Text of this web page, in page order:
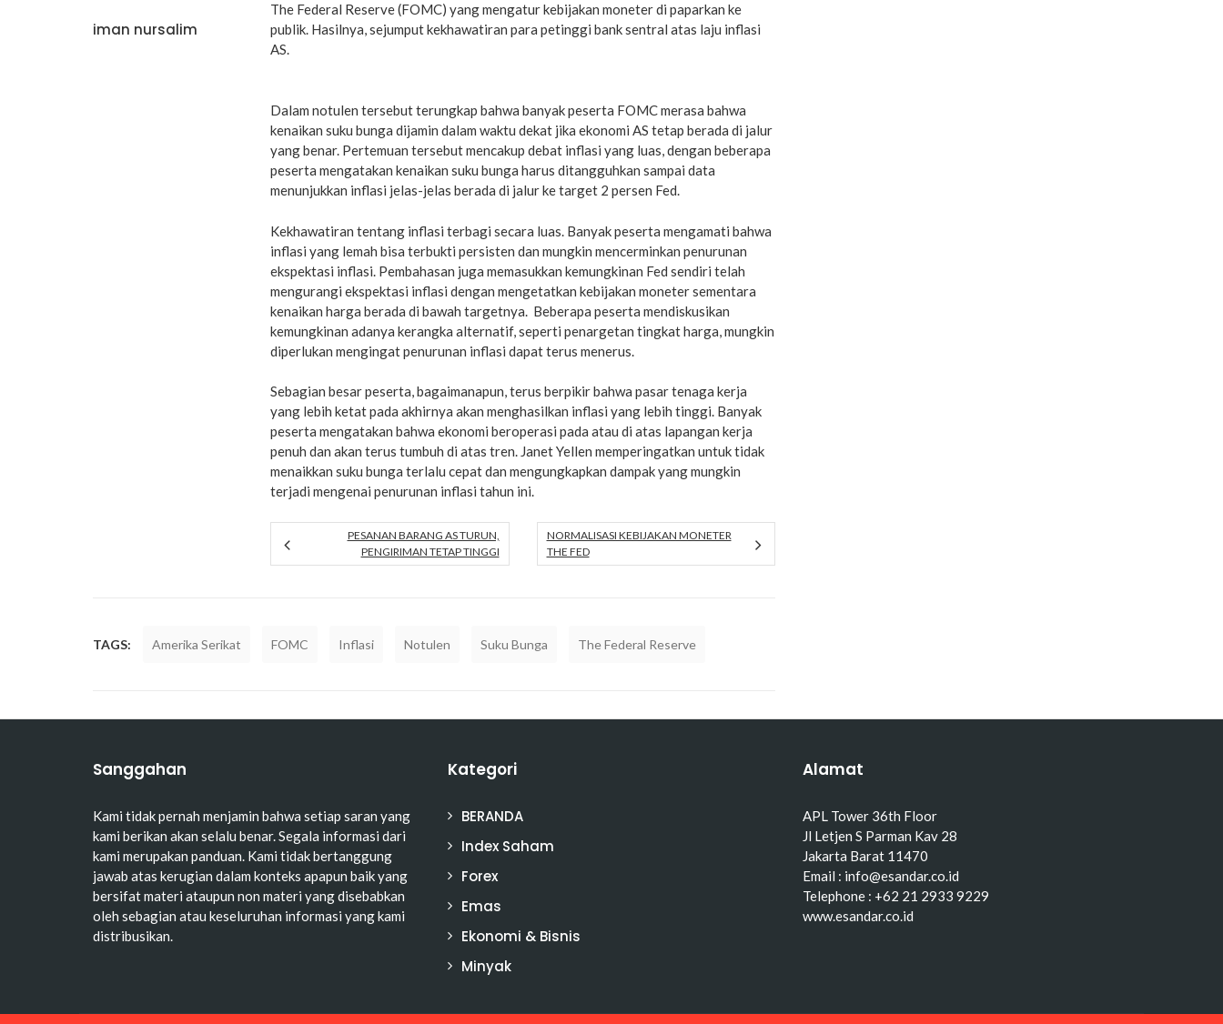
iman nursalim
The Federal Reserve (FOMC) yang mengatur kebijakan moneter di paparkan ke
publik. Hasilnya, sejumput kekhawatiran para petinggi bank sentral atas laju inflasi
AS.
Dalam notulen tersebut terungkap bahwa banyak peserta FOMC merasa bahwa
kenaikan suku bunga dijamin dalam waktu dekat jika ekonomi AS tetap berada di jalur
yang benar. Pertemuan tersebut mencakup debat inflasi yang luas, dengan beberapa
peserta mengatakan kenaikan suku bunga harus ditangguhkan sampai data
menunjukkan inflasi jelas-jelas berada di jalur ke target 2 persen Fed.
Kekhawatiran tentang inflasi terbagi secara luas. Banyak peserta mengamati bahwa
inflasi yang lemah bisa terbukti persisten dan mungkin mencerminkan penurunan
ekspektasi inflasi. Pembahasan juga memasukkan kemungkinan Fed sendiri telah
mengurangi ekspektasi inflasi dengan mengetatkan kebijakan moneter sementara
kenaikan harga berada di bawah targetnya. Beberapa peserta mendiskusikan
kemungkinan adanya kerangka alternatif, seperti penargetan tingkat harga, mungkin
diperlukan mengingat penurunan inflasi dapat terus menerus.
Sebagian besar peserta, bagaimanapun, terus berpikir bahwa pasar tenaga kerja
yang lebih ketat pada akhirnya akan menghasilkan inflasi yang lebih tinggi. Banyak
peserta mengatakan bahwa ekonomi beroperasi pada atau di atas lapangan kerja
penuh dan akan terus tumbuh di atas tren. Janet Yellen memperingatkan untuk tidak
menaikkan suku bunga terlalu cepat dan mengungkapkan dampak yang mungkin
terjadi mengenai penurunan inflasi tahun ini.
PESANAN BARANG AS TURUN,
PENGIRIMAN TETAP TINGGI
NORMALISASI KEBIJAKAN MONETER
THE FED
TAGS: Amerika Serikat FOMC Inflasi Notulen Suku Bunga The Federal Reserve
Sanggahan
Kami tidak pernah menjamin bahwa setiap saran yang
kami berikan akan selalu benar. Segala informasi dari
kami merupakan panduan. Kami tidak bertanggung
jawab atas kerugian dalam konteks apapun baik yang
bersifat materi ataupun non materi yang disebabkan
oleh sebagian atau keseluruhan informasi yang kami
distribusikan.
Kategori
BERANDA
Index Saham
Forex
Emas
Ekonomi & Bisnis
Minyak
Alamat
APL Tower 36th Floor
Jl Letjen S Parman Kav 28
Jakarta Barat 11470
Email : info@esandar.co.id
Telephone : +62 21 2933 9229
www.esandar.co.id